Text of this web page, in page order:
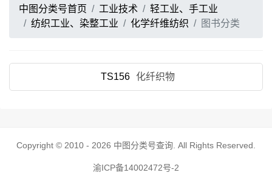
中图分类号首页 工业技术
轻工业、手工业
纺织工业、染整工业
化学纤维纺织 图书分类
TS156 化纤织物
Copyright © 2010 - 2026 中图分类号查询 . All Rights Reserved.
渝ICP备14002472号-2